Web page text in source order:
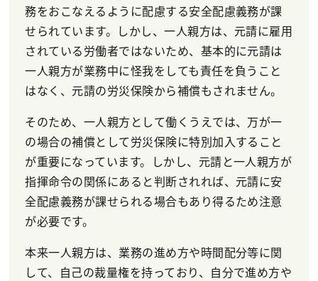
務をおこなえるように配慮する安全配慮義務が課
せられています。しかし、一人親方は、元請に雇用
されている労働者ではないため、基本的に元請は
一人親方が業務中に怪我をしても責任を負うこと
はなく、元請の労災保険から補償もされません。
そのため、一人親方として働くうえでは、万が一
の場合の補償として労災保険に特別加入すること
が重要になっています。しかし、元請と一人親方が
指揮命令の関係にあると判断されれば、元請に安
全配慮義務が課せられる場合もあり得るため注意
が必要です。
本来一人親方は、業務の進め方や時間配分等に関
して、自己の裁量権を持っており、自分で進め方や